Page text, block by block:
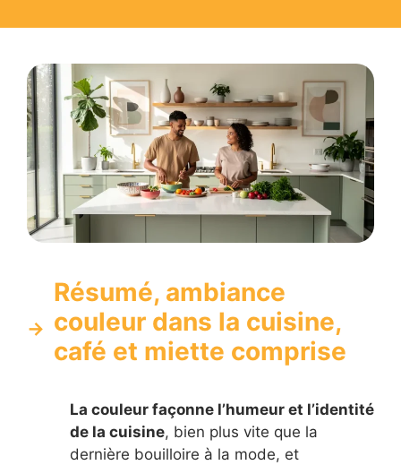
Résumé, ambiance
couleur dans la cuisine,
café et miette comprise
La couleur façonne l’humeur et l’identité
de la cuisine, bien plus vite que la
dernière bouilloire à la mode, et